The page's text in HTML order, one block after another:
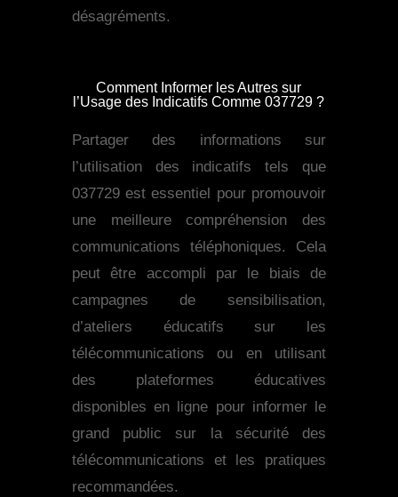
désagréments.
Comment Informer les Autres sur
l’Usage des Indicatifs Comme 037729 ?
Partager des informations sur
l’utilisation des indicatifs tels que
037729 est essentiel pour promouvoir
une meilleure compréhension des
communications téléphoniques. Cela
peut être accompli par le biais de
campagnes de sensibilisation,
d’ateliers éducatifs sur les
télécommunications ou en utilisant
des plateformes éducatives
disponibles en ligne pour informer le
grand public sur la sécurité des
télécommunications et les pratiques
recommandées.